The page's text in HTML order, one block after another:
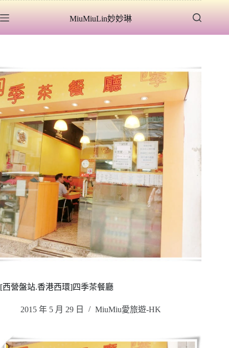
至
容
MiuMiuLin妙妙琳
[西營盤站.香港西環]四季茶餐廳
2015 年 5 月 29 日 MiuMiu愛旅遊-HK